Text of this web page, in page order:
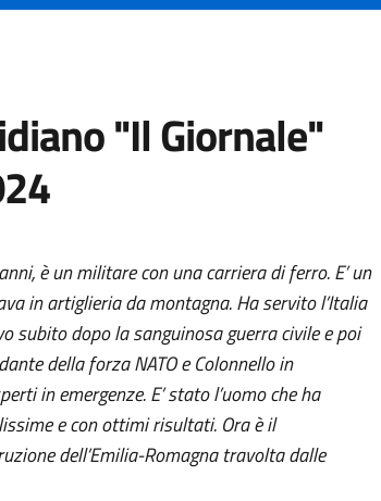
"Il Giornale"
è un militare con una carriera di ferro. E’ un
in artiglieria da montagna. Ha servito l’Italia
subito dopo la sanguinosa guerra civile e poi
della forza NATO e Colonnello in
in emergenze. E’ stato l’uomo che ha
e con ottimi risultati. Ora è il
dell’Emilia-Romagna travolta dalle